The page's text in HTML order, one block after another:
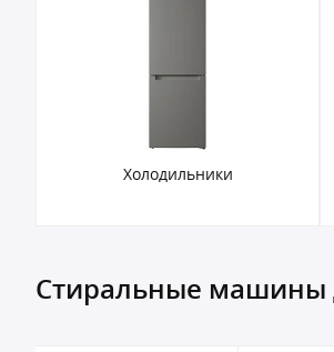
Холодильники
Стиральные машины